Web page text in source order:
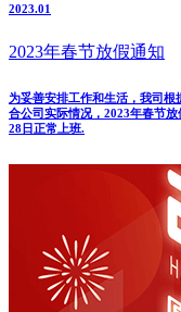
2023.01
2023年春节放假通知
为妥善安排工作和生活，我司
合公司实际情况，2023年春节
28日正常上班.